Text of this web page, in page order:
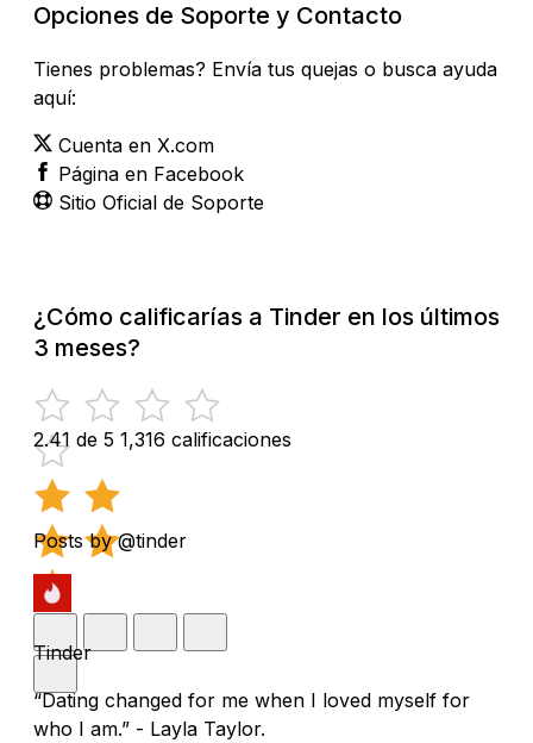
Opciones de Soporte y Contacto
Tienes problemas? Envía tus quejas o busca ayuda
aquí:
Cuenta en X.com
Página en Facebook
Sitio Oficial de Soporte
¿Cómo calificarías a Tinder en los últimos
3 meses?
2.41 de 5 1,316 calificaciones
Posts by @tinder
Tinder
“Dating changed for me when I loved myself for
who I am.” - Layla Taylor.